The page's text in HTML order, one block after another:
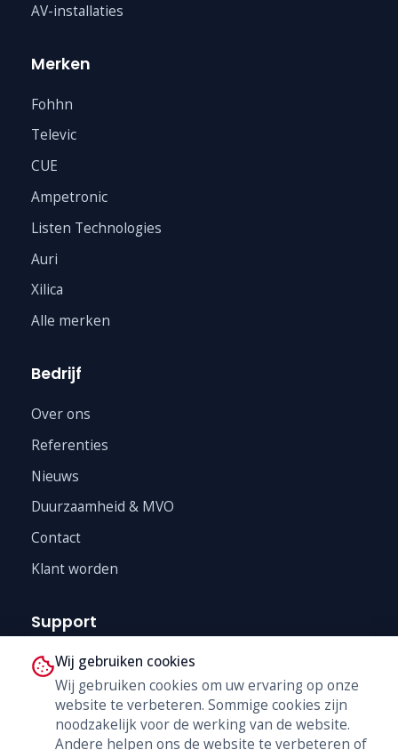
AV-installaties
Merken
Fohhn
Televic
CUE
Ampetronic
Listen Technologies
Auri
Xilica
Alle merken
Bedrijf
Over ons
Referenties
Nieuws
Duurzaamheid & MVO
Contact
Klant worden
Support
Technische Dienst
Trainingen
B2B Shop
Wij gebruiken cookies
Wij gebruiken cookies om uw ervaring op onze
website te verbeteren. Sommige cookies zijn
noodzakelijk voor de werking van de website.
Andere helpen ons de website te verbeteren of